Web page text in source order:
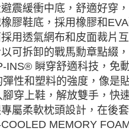
震緩衝中底，舒適好穿
膠鞋底，採用橡膠和
用透氣網布和皮面裁片
可拆卸的戰馬勳章點綴
INS® 瞬穿舒適科技，免
彈性和塑料的強度，像是
穿上鞋，解放雙手，快
屬柔軟枕頭設計，在後
MEMORY